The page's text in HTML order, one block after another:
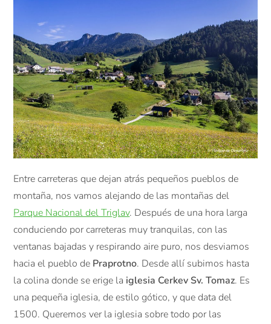
Entre carreteras que dejan atrás pequeños pueblos de
montaña, nos vamos alejando de las montañas del
Parque Nacional del Triglav. Después de una hora larga
conduciendo por carreteras muy tranquilas, con las
ventanas bajadas y respirando aire puro, nos desviamos
hacia el pueblo de Praprotno. Desde allí subimos hasta
la colina donde se erige la iglesia Cerkev Sv. Tomaz. Es
una pequeña iglesia, de estilo gótico, y que data del
1500. Queremos ver la iglesia sobre todo por las